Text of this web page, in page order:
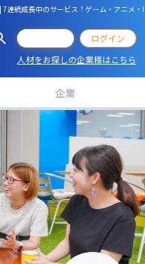
連続成長中のサービス！ゲーム・アニメ
ログイン
人材をお探しの企業様はこちら
企業